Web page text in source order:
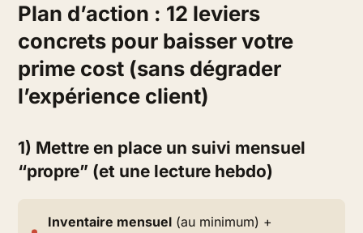
Plan d’action : 12 leviers
concrets pour baisser votre
prime cost (sans dégrader
l’expérience client)
1) Mettre en place un suivi mensuel
“propre” (et une lecture hebdo)
Inventaire mensuel (au minimum) +